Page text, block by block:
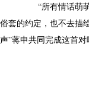
“所有情话萌萌
俗套的约定，也不去描
声”蒋申共同完成这首对